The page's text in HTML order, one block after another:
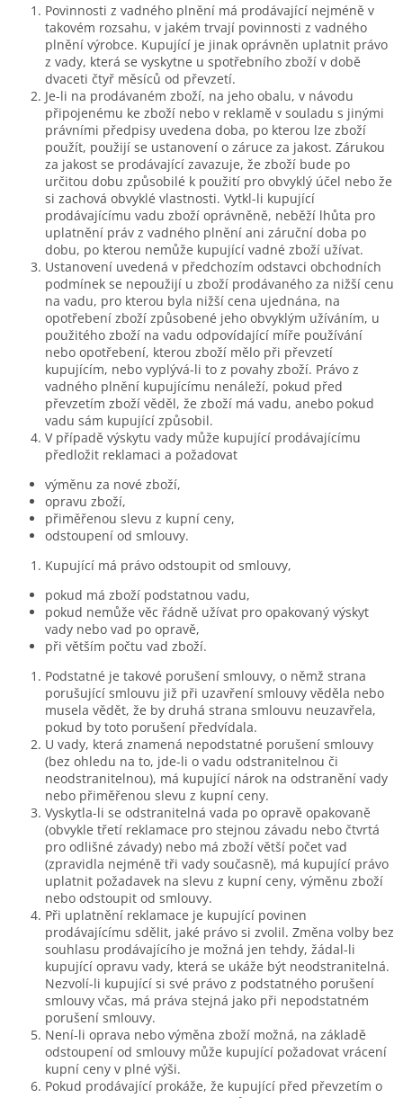
Povinnosti z vadného plnění má prodávající nejméně v
takovém rozsahu, v jakém trvají povinnosti z vadného
plnění výrobce. Kupující je jinak oprávněn uplatnit právo
z vady, která se vyskytne u spotřebního zboží v době
dvaceti čtyř měsíců od převzetí.
Je-li na prodávaném zboží, na jeho obalu, v návodu
připojenému ke zboží nebo v reklamě v souladu s jinými
právními předpisy uvedena doba, po kterou lze zboží
použít, použijí se ustanovení o záruce za jakost. Zárukou
za jakost se prodávající zavazuje, že zboží bude po
určitou dobu způsobilé k použití pro obvyklý účel nebo že
si zachová obvyklé vlastnosti. Vytkl-li kupující
prodávajícímu vadu zboží oprávněně, neběží lhůta pro
uplatnění práv z vadného plnění ani záruční doba po
dobu, po kterou nemůže kupující vadné zboží užívat.
Ustanovení uvedená v předchozím odstavci obchodních
podmínek se nepoužijí u zboží prodávaného za nižší cenu
na vadu, pro kterou byla nižší cena ujednána, na
opotřebení zboží způsobené jeho obvyklým užíváním, u
použitého zboží na vadu odpovídající míře používání
nebo opotřebení, kterou zboží mělo při převzetí
kupujícím, nebo vyplývá-li to z povahy zboží. Právo z
vadného plnění kupujícímu nenáleží, pokud před
převzetím zboží věděl, že zboží má vadu, anebo pokud
vadu sám kupující způsobil.
V případě výskytu vady může kupující prodávajícímu
předložit reklamaci a požadovat
výměnu za nové zboží,
opravu zboží,
přiměřenou slevu z kupní ceny,
odstoupení od smlouvy.
Kupující má právo odstoupit od smlouvy,
pokud má zboží podstatnou vadu,
pokud nemůže věc řádně užívat pro opakovaný výskyt
vady nebo vad po opravě,
při větším počtu vad zboží.
Podstatné je takové porušení smlouvy, o němž strana
porušující smlouvu již při uzavření smlouvy věděla nebo
musela vědět, že by druhá strana smlouvu neuzavřela,
pokud by toto porušení předvídala.
U vady, která znamená nepodstatné porušení smlouvy
(bez ohledu na to, jde-li o vadu odstranitelnou či
neodstranitelnou), má kupující nárok na odstranění vady
nebo přiměřenou slevu z kupní ceny.
Vyskytla-li se odstranitelná vada po opravě opakovaně
(obvykle třetí reklamace pro stejnou závadu nebo čtvrtá
pro odlišné závady) nebo má zboží větší počet vad
(zpravidla nejméně tři vady současně), má kupující právo
uplatnit požadavek na slevu z kupní ceny, výměnu zboží
nebo odstoupit od smlouvy.
Při uplatnění reklamace je kupující povinen
prodávajícímu sdělit, jaké právo si zvolil. Změna volby bez
souhlasu prodávajícího je možná jen tehdy, žádal-li
kupující opravu vady, která se ukáže být neodstranitelná.
Nezvolí-li kupující si své právo z podstatného porušení
smlouvy včas, má práva stejná jako při nepodstatném
porušení smlouvy.
Není-li oprava nebo výměna zboží možná, na základě
odstoupení od smlouvy může kupující požadovat vrácení
kupní ceny v plné výši.
Pokud prodávající prokáže, že kupující před převzetím o